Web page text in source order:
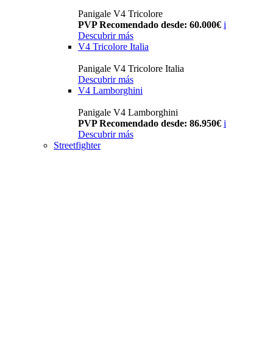
Panigale V4 Tricolore
PVP Recomendado desde: 60.000€ i
Descubrir más
V4 Tricolore Italia
Panigale V4 Tricolore Italia
Descubrir más
V4 Lamborghini
Panigale V4 Lamborghini
PVP Recomendado desde: 86.950€ i
Descubrir más
Streetfighter